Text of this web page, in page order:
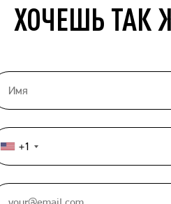
ХОЧЕШЬ ТАК
United
States
+1